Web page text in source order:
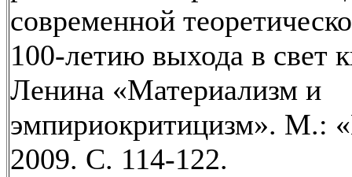
современной
100-летию выхода в свет
Ленина «Материализм и
эмпириокритицизм». М.:
2009. С. 114-122.